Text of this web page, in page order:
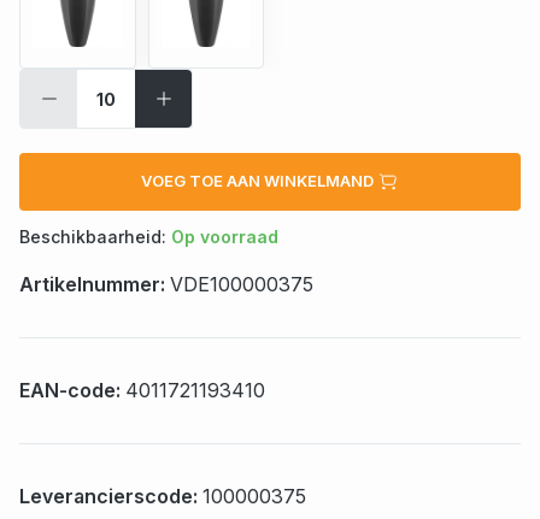
VOEG TOE AAN WINKELMAND
Beschikbaarheid: Op voorraad
Artikelnummer: VDE100000375
EAN-code: 4011721193410
Leverancierscode: 100000375